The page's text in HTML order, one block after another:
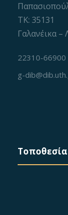
ΤΚ: 35131
Γαλανέικα –
22310-66900
g-
Τοποθεσία